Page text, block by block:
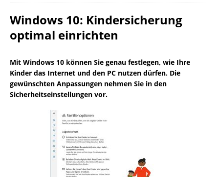
Windows 10: Kindersicherung
optimal einrichten
Mit Windows 10 können Sie genau festlegen, wie Ihre
Kinder das Internet und den PC nutzen dürfen. Die
gewünschten Anpassungen nehmen Sie in den
Sicherheitseinstellungen vor.